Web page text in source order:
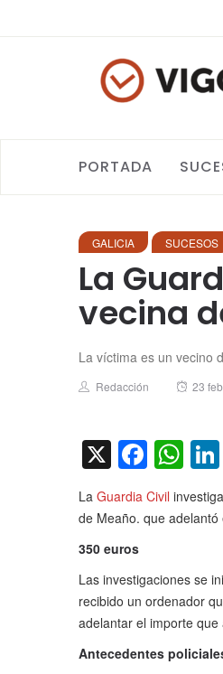
PORTADA
GALICIA SUCESOS
La
vecina
La víctima es un vecino
Author
Redacción 23
X
La Guardia Civil
de Meaño. que
350 euros
Las investigaciones se
recibido un ordenador
adelantar el importe
Antecedentes